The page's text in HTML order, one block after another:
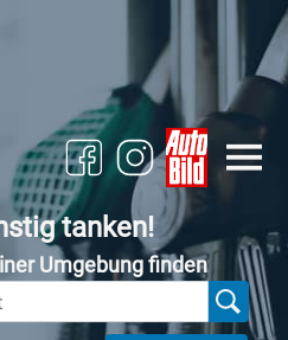
tanken!
Umgebung finden